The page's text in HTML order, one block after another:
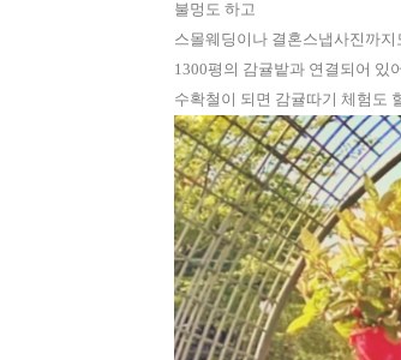
불멍도 하고
스몰웨딩이나 결혼스냅사진까
1300평의 감귤밭과 연결되어 있
수확철이 되면 감귤따기 체험도